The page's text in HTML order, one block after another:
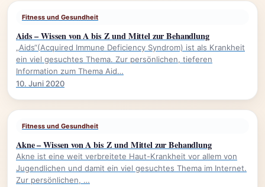
Fitness und Gesundheit
Aids – Wissen von A bis Z und Mittel zur Behandlung
„Aids“(Acquired Immune Deficiency Syndrom) ist als Krankheit
ein viel gesuchtes Thema. Zur persönlichen, tieferen
Information zum Thema Aid…
10. Juni 2020
Fitness und Gesundheit
Akne – Wissen von A bis Z und Mittel zur Behandlung
Akne ist eine weit verbreitete Haut-Krankheit vor allem von
Jugendlichen und damit ein viel gesuchtes Thema im Internet.
Zur persönlichen, …